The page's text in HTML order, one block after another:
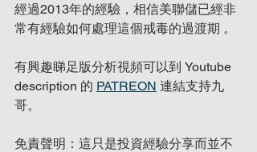
經過2013年的經驗，相信美聯儲已經非
常有經驗如何處理這個戒毒的過渡期 。
有興趣睇足版分析視頻可以到 Youtube
description 的 PATREON 連結支持九
哥。
免責聲明：這只是投資經驗分享而並不